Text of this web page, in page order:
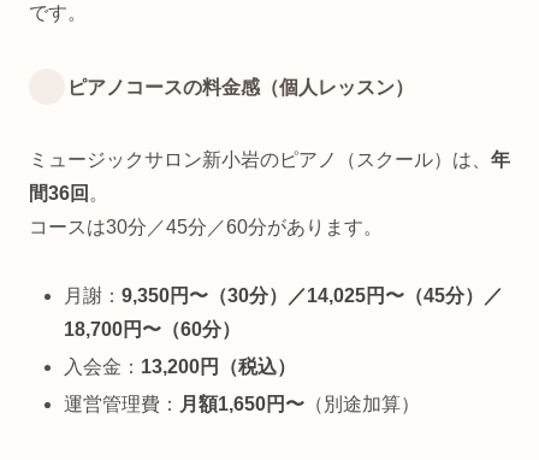
です。
ピアノコースの料金感（個人レッスン）
ミュージックサロン新小岩のピアノ（スクール）は、 年
間36回 。
コースは30分／45分／60分があります。
月謝：9,350円〜（30分）／14,025円〜（45分）／
18,700円〜（60分）
入会金： 13,200円（税込）
運営管理費： 月額1,650円〜 （別途加算）